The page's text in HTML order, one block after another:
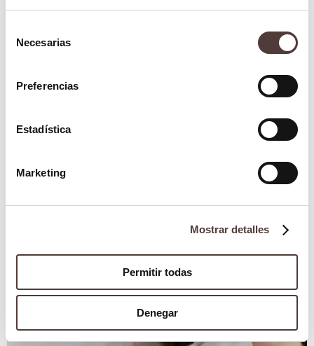
Necesarias
Preferencias
Estadística
Marketing
Mostrar detalles
Permitir todas
Denegar
Desgaste dental: causas y soluciones para